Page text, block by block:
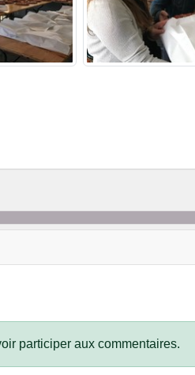
participer aux commentaires.